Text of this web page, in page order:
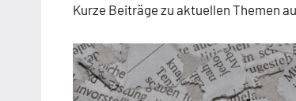
Kurze Beiträge zu aktuellen Themen